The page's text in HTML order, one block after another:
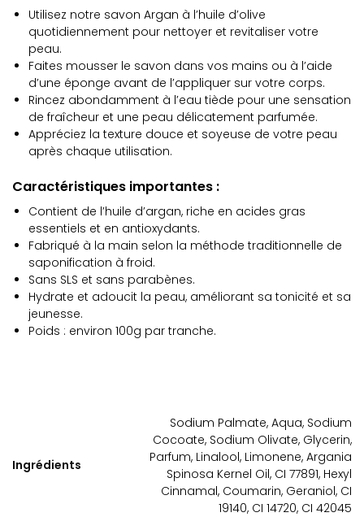
Utilisez notre savon Argan à l’huile d’olive
quotidiennement pour nettoyer et revitaliser votre
peau.
Faites mousser le savon dans vos mains ou à l’aide
d’une éponge avant de l’appliquer sur votre corps.
Rincez abondamment à l’eau tiède pour une sensation
de fraîcheur et une peau délicatement parfumée.
Appréciez la texture douce et soyeuse de votre peau
après chaque utilisation.
Caractéristiques importantes :
Contient de l’huile d’argan, riche en acides gras
essentiels et en antioxydants.
Fabriqué à la main selon la méthode traditionnelle de
saponification à froid.
Sans SLS et sans parabènes.
Hydrate et adoucit la peau, améliorant sa tonicité et sa
jeunesse.
Poids : environ 100g par tranche.
Ingrédients
Sodium Palmate, Aqua, Sodium
Cocoate, Sodium Olivate, Glycerin,
Parfum, Linalool, Limonene, Argania
Spinosa Kernel Oil, CI 77891, Hexyl
Cinnamal, Coumarin, Geraniol, CI
19140, CI 14720, CI 42045